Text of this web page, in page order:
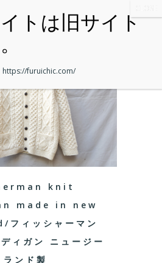
knit
made in new
ィッシャーマン
ィガン ニュージー
ランド製
https://furuichic.com/